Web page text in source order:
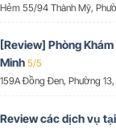
Hẻm 55/94 Thành Mỹ,
[Review] Phòng Khám
Minh 5/5
159A Đồng Đen, Phường
Review các dịch vụ